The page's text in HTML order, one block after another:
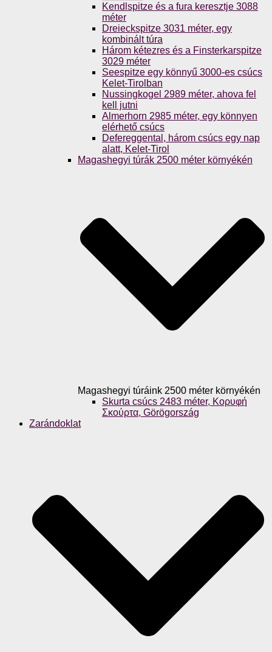
Kendlspitze és a fura keresztje 3088
méter
Dreieckspitze 3031 méter, egy
kombinált túra
Három kétezres és a Finsterkarspitze
3029 méter
Seespitze egy könnyű 3000-es csúcs
Kelet-Tirolban
Nussingkogel 2989 méter, ahova fel
kell jutni
Almerhorn 2985 méter, egy könnyen
elérhető csúcs
Defereggental, három csúcs egy nap
alatt, Kelet-Tirol
Magashegyi túrák 2500 méter környékén
Magashegyi túráink 2500 méter környékén
Skurta csúcs 2483 méter, Κορυφή
Σκούρτα, Görögország
Zarándoklat